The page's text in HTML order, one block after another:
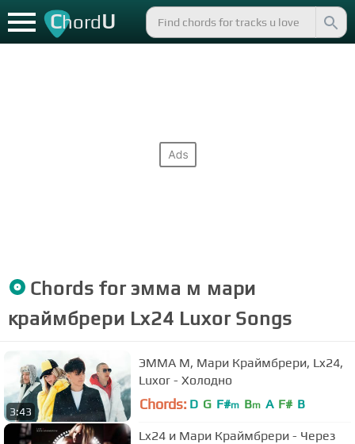
ChordU
Chords forэмма м мари
краймбрери Lx24 LuxorSongs
3:43
ЭММА М, Мари Краймбрери, Lx24,
Luxor - Холодно
Chords: D G F#m Bm A F# B
Lx24 и Мари Краймбрери - Через